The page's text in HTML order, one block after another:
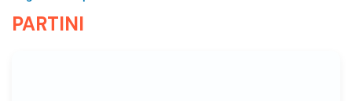
PARTINI